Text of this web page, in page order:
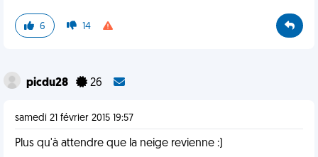
6 14
picdu28 26
samedi 21 février 2015 19:57
Plus qu'à attendre que la neige revienne :)